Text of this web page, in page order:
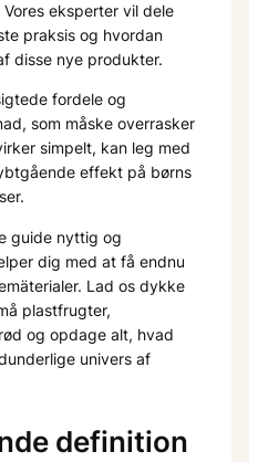
eksperter vil dele
praksis og hvordan
disse nye produkter.
fordele og
som måske overrasker
simpelt, kan leg med
effekt på børns
guide nyttig og
dig med at få endnu
Lad os dykke
plastfrugter,
og opdage alt, hvad
univers af
definition